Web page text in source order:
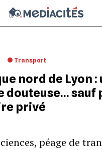
Transport
nord de Lyon :
douteuse… sauf
privé
péage de